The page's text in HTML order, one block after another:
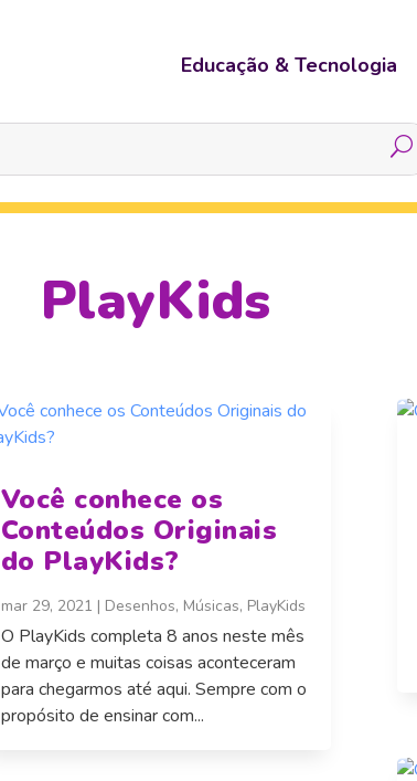
Educação & Tecnologia
PlayKids
Você conhece os
Conteúdos Originais
do PlayKids?
mar 29, 2021 | Desenhos, Músicas, PlayKids
O PlayKids completa 8 anos neste mês
de março e muitas coisas aconteceram
para chegarmos até aqui. Sempre com o
propósito de ensinar com...